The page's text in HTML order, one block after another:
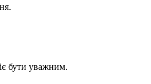
бути уважним.